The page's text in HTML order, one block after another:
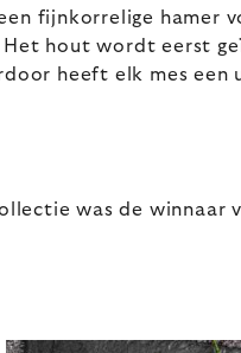
fijnkorrelige hamer
hout wordt eerst
heeft elk mes
was de winnaar